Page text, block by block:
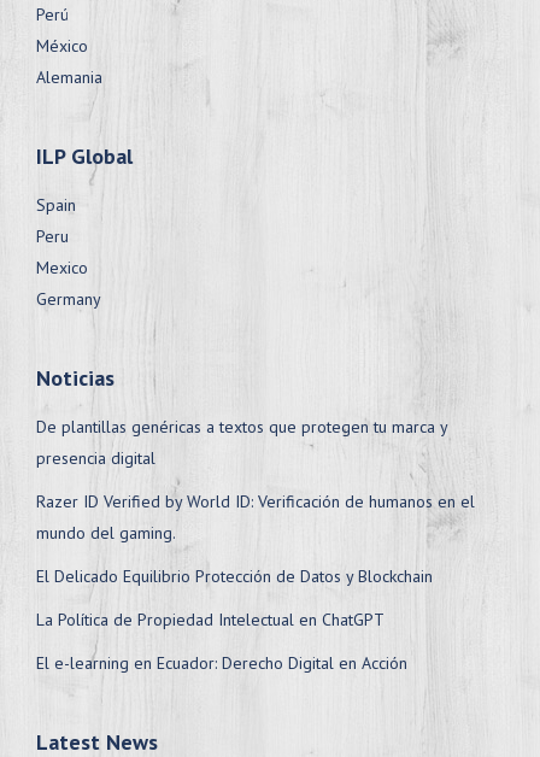
Perú
México
Alemania
ILP Global
Spain
Peru
Mexico
Germany
Noticias
De plantillas genéricas a textos que protegen tu marca y
presencia digital
Razer ID Verified by World ID: Verificación de humanos en el
mundo del gaming.
El Delicado Equilibrio Protección de Datos y Blockchain
La Política de Propiedad Intelectual en ChatGPT
El e-learning en Ecuador: Derecho Digital en Acción
Latest News